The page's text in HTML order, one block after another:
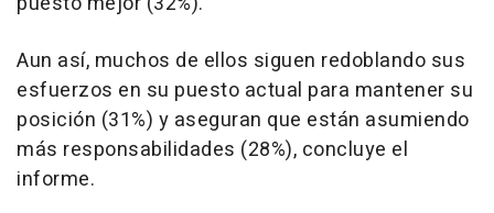
Aun así, muchos de ellos siguen redoblando sus
esfuerzos en su puesto actual para mantener su
posición (31%) y aseguran que están asumiendo
más responsabilidades (28%), concluye el
informe.